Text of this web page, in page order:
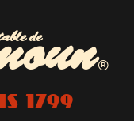
de
®
1799